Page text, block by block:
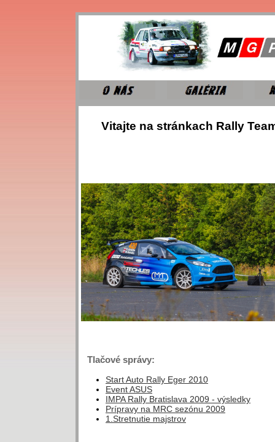
Vitajte na stránkach Rally
Tlačové správy:
Start Auto Rally Eger 2010
Event ASUS
IMPA Rally Bratislava 2009 - výsledky
Prípravy na MRC sezónu 2009
1.Stretnutie majstrov